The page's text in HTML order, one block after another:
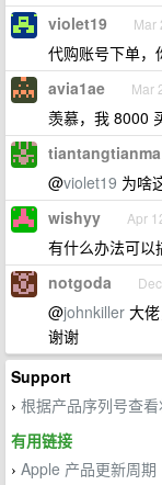
violet19 Mar
代购账号下单，
avia1ae Mar
羡慕，我 8000
tiantangtianma
@violet19 为啥
wishyy Apr
有什么办法可以
notgoda
@johnkiller 大
谢谢
Support
› 根据产品序列号查
有用链接
› Apple 产品更新周期